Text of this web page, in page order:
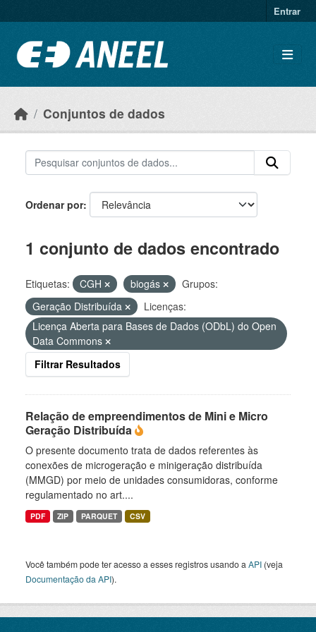
Entrar
Conjuntos de dados
Ordenar por
1 conjunto de dados encontrado
Etiquetas: CGH biogás
Grupos:
Geração Distribuída
Licenças:
Licença Aberta para Bases de Dados (ODbL) do Open
Data Commons
Filtrar Resultados
Relação de empreendimentos de Mini e Micro
Geração Distribuída
O presente documento trata de dados referentes às
conexões de microgeração e minigeração distribuída
(MMGD) por meio de unidades consumidoras, conforme
regulamentado no art....
PDF ZIP PARQUET CSV
Você também pode ter acesso a esses registros usando a API (veja
Documentação da API).